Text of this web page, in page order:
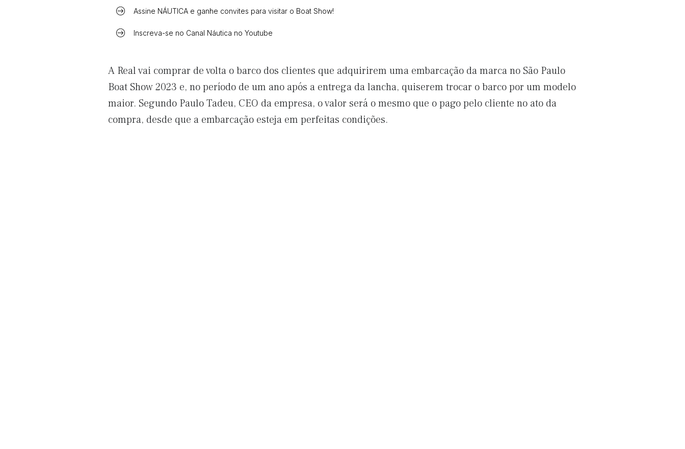
Assine NÁUTICA e ganhe convites para visitar o Boat Show!
Inscreva-se no Canal Náutica no Youtube
A Real vai comprar de volta o barco dos clientes que adquirirem uma embarcação da marca no São Paulo
Boat Show 2023 e, no período de um ano após a entrega da lancha, quiserem trocar o barco por um modelo
maior. Segundo Paulo Tadeu, CEO da empresa, o valor será o mesmo que o pago pelo cliente no ato da
compra, desde que a embarcação esteja em perfeitas condições.